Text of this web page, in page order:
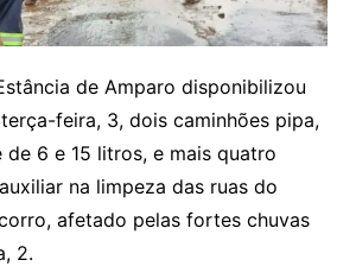
de Amparo disponibilizou
feira, 3, dois caminhões pipa,
6 e 15 litros, e mais quatro
na limpeza das ruas do
afetado pelas fortes chuvas
2.